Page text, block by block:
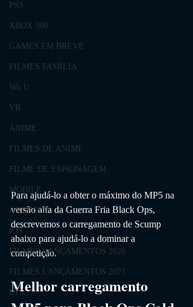
PS3
XBOX 360
GAMES EM BREVE
FILMES FAMÍLIA
Wii U
VR
ANIME
FILMES DE ANIME
FILME DE ESPIONAGEM
MOBILE
ANDROID
IOS
FILMES LANÇAMENTOS 2020
FILMES LANÇAMENTOS 2021
RTS
Para ajudá-lo a obter o máximo do MP5 na
versão alfa da Guerra Fria Black Ops,
descrevemos o carregamento de Scump
abaixo para ajudá-lo a dominar a
competição.
Melhor carregamento